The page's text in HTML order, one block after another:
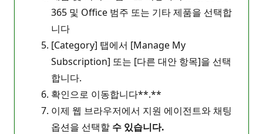
365 및 Office 범주 또는 기타 제품을 선택합
니다
[Category] 탭에서 [Manage My
Subscription] 또는 [다른 대안 항목]을 선택
합니다.
확인으로 이동합니다**.**
이제 웹 브라우저에서 지원 에이전트와 채팅
옵션을 선택할 수 있습니다.